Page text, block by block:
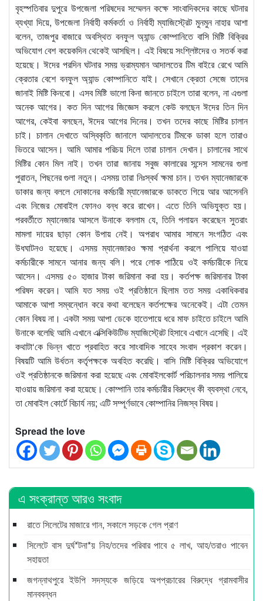
বৃহস্পতিবার দুপুরে উপজেলা পরিষদের সম্মেলন কক্ষে সাংবাদিকদের কাছে ঘটনার
ব্যখ্যা দিয়ে, উপজেলা নির্বাহী কর্মকর্তা ও নির্বাহী ম্যাজিস্ট্রেট মুনমুন নাহার আশা
বলেন, তাজপুর বাজারে অবস্থিত বনফুল অ্যান্ড কোম্পানিতে বাসি মিষ্টি বিক্রির
অভিযোগ বেশ কয়েকদিন থেকেই আসছিল। এই বিষয়ে সংশ্লিষ্টদের ও সতর্ক করা
হয়েছে। ঈদের পরদিন ঘটনার সময় ভ্রাম্যমান আদালতের টিম বাইরে রেখে আমি
ক্রেতার বেশে বনফুল অ্যান্ড কোম্পানিতে যাই। সেখানে ক্রেতা সেজে তাদের
জানাই মিষ্টি কিনবো। এসব মিষ্টি ভালো কিনা জানতে চাইলে তারা বলেন, না এগুলা
অনেক আগের। কত দিন আগের জিজ্ঞেস করলে কেউ বলছেন ঈদের তিন দিন
আগের, কেইবা বলছেন, ঈদের আগের দিনের। তখন তদের কাছে মিষ্টির চালান
চাই। চালান দেখাতে অস্বিকৃতি জানালে আদালতের টিমকে ডাকা হলে তারাও
ভিতরে আসেন। আমি আমার পরিচয় দিলে তারা চালান দেখান। চালানের সাথে
মিষ্টির কোন মিল নাই। তখন তারা জানায় সবুজ কালারের সন্দেস সামনের গুলা
পুরাতন, পিছনের গুলা নতুন। এসময় তারা নিঃস্বর্থ ক্ষমা চান। তখন ম্যানেজারকে
ডাকার জন্য বললে দোকানের কর্মচারী ম্যানেজারকে ডাকতে গিয়ে আর আসেননি
এবং নিজের মোবাইল ফোনও বন্ধ করে রাখেন। এতে তিনি অভিযুক্ত হয়।
পরবর্তীতে ম্যানেজার আসলে উনাকে বললাম যে, তিনি পলায়ন করেছেন সুতরাং
মামলা দায়ের ছাড়া কোন উপায় নেই। অপরাধ আমার সামনে সংগঠিত এবং
উধঘাটনও হয়েছে। এসময় ম্যানেজারও ক্ষমা প্রার্থনা করলে পালিয়ে যাওয়া
কর্মচারীকে সামনে আনার জন্য বলি। পরে লোক পাঠিয়ে ওই কর্মচারীকে নিয়ে
আসেন। এসময় ৫০ হাজার টাকা জরিমানা করা হয়। কর্তপক্ষ জরিমানার টাকা
পরিষদ করেন। আমি যত সময় ওই প্রতিষ্ঠানে ছিলাম তত সময় একাধিকবার
আমাকে আপা সম্বন্ধোন করে কথা বলেছেন কর্তপক্ষের অনেকেই। এটা তেমন
কোন বিষয় না। একটা সময় আপা ডেকে হাতেপায়ে ধরে মাফ চাইতে চাইলে আমি
উনাকে বলেছি আমি এখানে এক্সিকিউটিভ ম্যাজিস্ট্রেট হিসাবে এখানে এসেছি। এই
কথাটা‘কে ভিন্ন খাতে প্রবাহিত করে সাংবাদিক সাহেব সংবাদ প্রকাশ করেন।
বিষয়টি আমি উর্ধতন কর্তৃপক্ষকে অবহিত করেছি। বাসি মিষ্টি বিক্রির অভিযোগে
ওই প্রতিষ্ঠানকে জরিমানা করা হয়েছে এবং মোবাইলকোর্ট পরিচালনার সময় পালিয়ে
যাওয়ায় জরিমানা করা হয়েছে। কোম্পানি তার কর্মচারীর বিরুদ্ধে কী ব্যবস্থা নেবে,
তা মোবাইল কোর্টে বিচার্য নয়; এটি সম্পূর্ণভাবে কোম্পানির নিজস্ব বিষয়।
Spread the love
এ সংক্রান্ত আরও সংবাদ
রাতে সিলেটের মাজারে গান, সকালে সড়কে গেল প্রাণ
সিলেটে বাস দুর্ঘ*টনা*য় নিহ/তদের পরিবার পাবে ৫ লাখ, আহ/তরাও পাবেন
সহায়তা
জগন্নাথপুরে ইউপি সদস্যকে জড়িয়ে অপপ্রচারের বিরুদ্ধে গ্রামবাসীর
মানববন্ধন